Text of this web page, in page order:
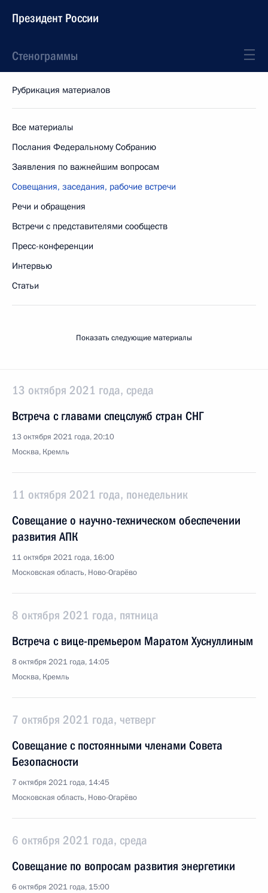
Президент России
Стенограммы
Рубрикация материалов
Все материалы
Послания Федеральному Собранию
Заявления по важнейшим вопросам
Совещания, заседания, рабочие встречи
Речи и обращения
Встречи с представителями сообществ
Пресс-конференции
Интервью
Статьи
Показать следующие материалы
13 октября 2021 года, среда
Встреча с главами спецслужб стран СНГ
13 октября 2021 года, 20:10
Москва, Кремль
11 октября 2021 года, понедельник
Совещание о научно-техническом обеспечении
развития АПК
11 октября 2021 года, 16:00
Московская область, Ново-Огарёво
8 октября 2021 года, пятница
Встреча с вице-премьером Маратом Хуснуллиным
8 октября 2021 года, 14:05
Москва, Кремль
7 октября 2021 года, четверг
Совещание с постоянными членами Совета
Безопасности
7 октября 2021 года, 14:45
Московская область, Ново-Огарёво
6 октября 2021 года, среда
Совещание по вопросам развития энергетики
6 октября 2021 года, 15:00